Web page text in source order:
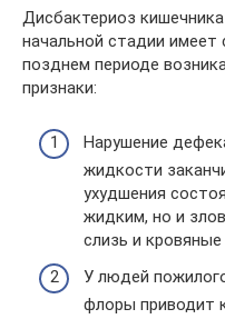
Дисбактериоз
начальной стадии имеет
позднем периоде
признаки:
Нарушение
жидкости
ухудшения
жидким, но и
слизь и кровяные
У людей
флоры приводит